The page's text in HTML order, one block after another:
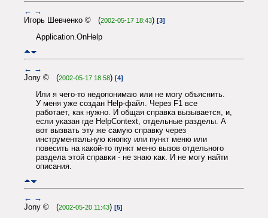
← →
Игорь Шевченко © (2002-05-17 18:43) [3]
Application.OnHelp
← →
Jony © (2002-05-17 18:58) [4]
Или я чего-то недопонимаю или не могу объяснить.
У меня уже создан Help-файл. Через F1 все
работает, как нужно. И общая справка вызывается, и,
если указан где HelpContext, отдельные разделы. А
вот вызвать эту же самую справку через
инструментальную кнопку или пункт меню или
повесить на какой-то пункт меню вызов отдельного
раздела этой справки - не знаю как. И не могу найти
описания.
← →
Jony © (2002-05-20 11:43) [5]